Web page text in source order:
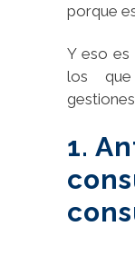
porque
Y eso
los
1.